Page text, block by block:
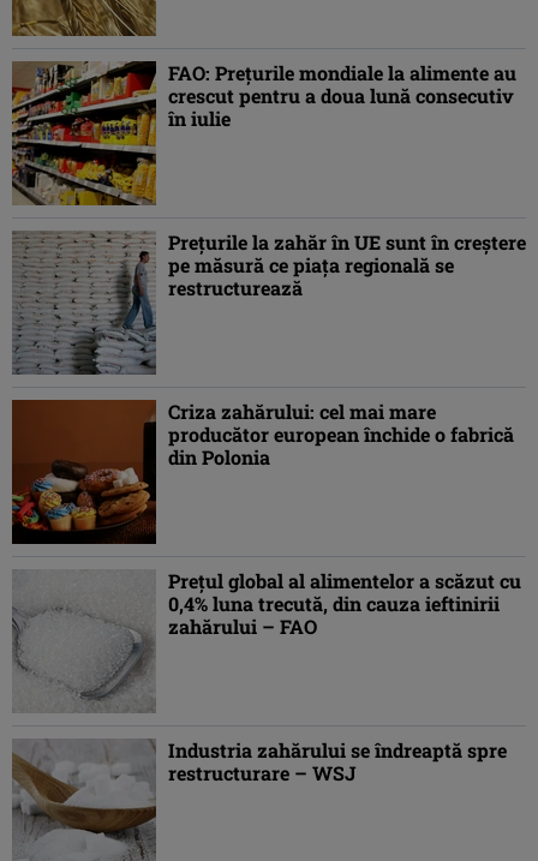
FAO: Preţurile mondiale la alimente au
crescut pentru a doua lună consecutiv
în iulie
Preţurile la zahăr în UE sunt în creştere
pe măsură ce piaţa regională se
restructurează
Criza zahărului: cel mai mare
producător european închide o fabrică
din Polonia
Preţul global al alimentelor a scăzut cu
0,4% luna trecută, din cauza ieftinirii
zahărului – FAO
Industria zahărului se îndreaptă spre
restructurare – WSJ